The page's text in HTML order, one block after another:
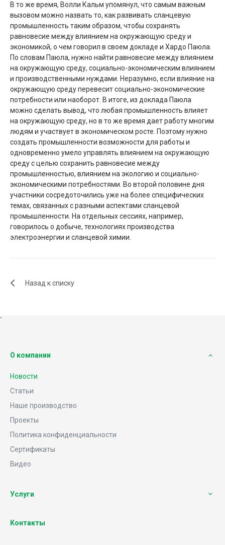
В то же время, Волли Кальм упомянул, что самым важным
вызовом можно назвать то, как развивать сланцевую
промышленность таким образом, чтобы сохранять
равновесие между влиянием на окружающую среду и
экономикой, о чем говорил в своем докладе и Хардо Паюла.
По словам Паюла, нужно найти равновесие между влиянием
на окружающую среду, социально-экономическим влиянием
и производственными нуждами. Неразумно, если влияние на
окружающую среду перевесит социально-экономические
потребности или наоборот. В итоге, из доклада Паюла
можно сделать вывод, что любая промышленность влияет
на окружающую среду, но в то же время дает работу многим
людям и участвует в экономическом росте. Поэтому нужно
создать промышленности возможности для работы и
одновременно умело управлять влиянием на окружающую
среду с целью сохранить равновесие между
промышленностью, влиянием на экологию и социально-
экономическими потребностями. Во второй половине дня
участники сосредоточились уже на более специфических
темах, связанных с разными аспектами сланцевой
промышленности. На отдельных сессиях, например,
говорилось о добыче, технологиях производства
электроэнергии и сланцевой химии.
Назад к списку
`
О компании
Новости
Статьи
Наше производство
Проекты
Политика конфиденциальности
Сертификаты
Видео
Услуги
Контакты